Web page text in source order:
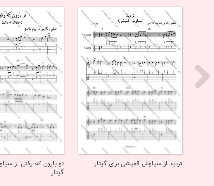
تردید از سیاوش قمیشی برای گیتار
تو بارون که رفتی از
گیتار